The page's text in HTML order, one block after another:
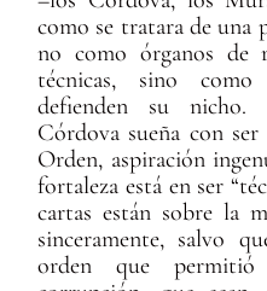
como se tratara de una
no como órganos de
técnicas, sino
defienden su nicho.
Córdova sueña con
Orden, aspiración
fortaleza está en ser
cartas están sobre la
sinceramente, salvo
orden que